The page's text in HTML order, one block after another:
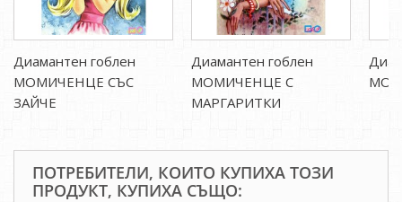
Диамантен гоблен
МОМИЧЕНЦЕ СЪС
ЗАЙЧЕ
Диамантен гоблен
МОМИЧЕНЦЕ С
МАРГАРИТКИ
ПОТРЕБИТЕЛИ, КОИТО КУПИХА ТОЗИ
ПРОДУКТ, КУПИХА СЪЩО: